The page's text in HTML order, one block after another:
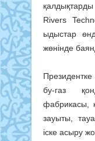
Rivers
ыдыстар
жөнінде
бу-газ
фабрикасы,
зауыты,
іске асыру